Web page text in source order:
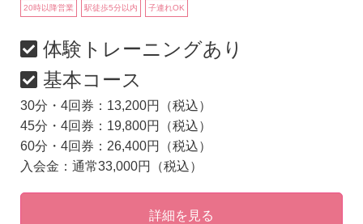
20時以降営業 駅徒歩5分以内 子連れOK
体験トレーニングあり
基本コース
30分・4回券：13,200円（税込）
45分・4回券：19,800円（税込）
60分・4回券：26,400円（税込）
入会金：通常33,000円（税込）
詳細を見る